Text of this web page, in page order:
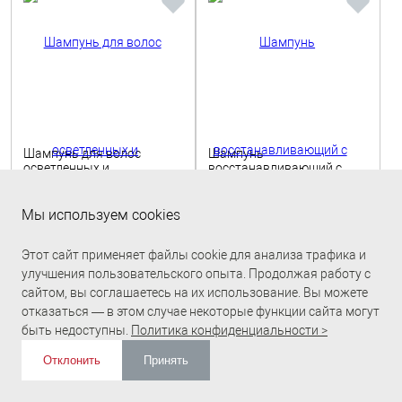
Шампунь для волос
осветленных и
Шампунь
восстанавливающий с
Мы используем cookies
Этот сайт применяет файлы cookie для анализа трафика и
улучшения пользовательского опыта. Продолжая работу с
сайтом, вы соглашаетесь на их использование. Вы можете
отказаться — в этом случае некоторые функции сайта могут
быть недоступны. Политика конфиденциальности >
Отклонить Принять